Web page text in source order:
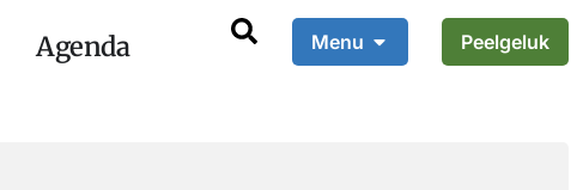
Agenda Menu Peelgeluk